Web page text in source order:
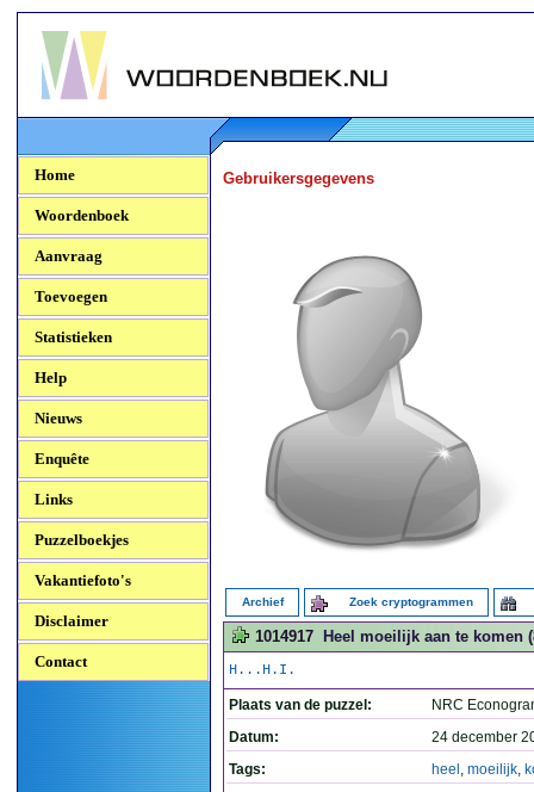
Woordenboek.NU
Home
Woordenboek
Aanvraag
Toevoegen
Statistieken
Help
Nieuws
Enquête
Links
Puzzelboekjes
Vakantiefoto's
Disclaimer
Contact
Gebruikersgegevens
Archief Zoek cryptogrammen
1014917 Heel moeilijk aan te komen
H...H.I.
Plaats van de puzzel:
NRC
Datum:
24 december
Tags:
heel , moeilijk,